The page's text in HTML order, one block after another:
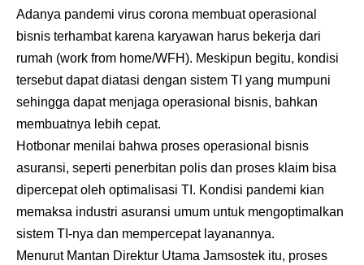
Adanya pandemi virus corona membuat operasional
bisnis terhambat karena karyawan harus bekerja dari
rumah (work from home/WFH). Meskipun begitu, kondisi
tersebut dapat diatasi dengan sistem TI yang mumpuni
sehingga dapat menjaga operasional bisnis, bahkan
membuatnya lebih cepat.
Hotbonar menilai bahwa proses operasional bisnis
asuransi, seperti penerbitan polis dan proses klaim bisa
dipercepat oleh optimalisasi TI. Kondisi pandemi kian
memaksa industri asuransi umum untuk mengoptimalkan
sistem TI-nya dan mempercepat layanannya.
Menurut Mantan Direktur Utama Jamsostek itu, proses